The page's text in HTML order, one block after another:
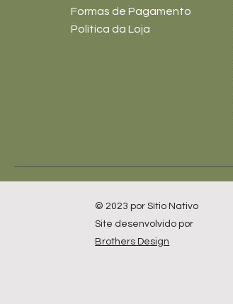
Formas de Pagamento
Política da Loja
© 2023 por Sítio Nativo
Site desenvolvido por
Brothers Design